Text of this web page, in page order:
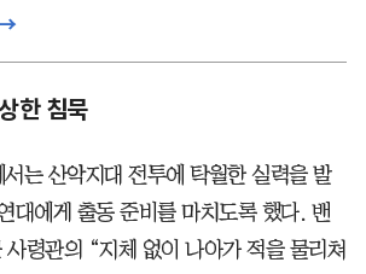
한 침묵
는 산악지대 전투에 탁월한 실력을 발
대에게 출동 준비를 마치도록 했다. 밴
령관의 “지체 없이 나아가 적을 물리쳐